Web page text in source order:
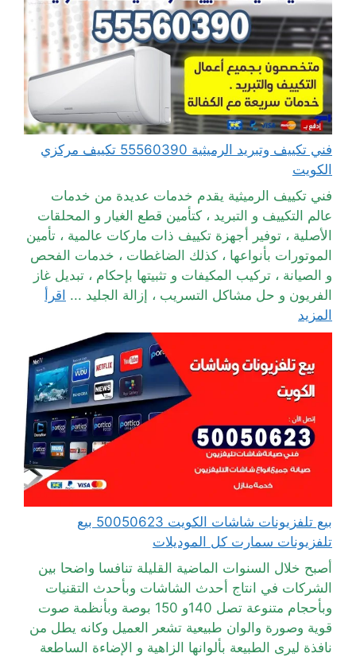
فني تكييف وتبريد الرميثية 55560390 تكييف مركزي
الكويت
فني تكييف الرميثية يقدم خدمات عديدة من خدمات
عالم التكييف و التبريد ، كتأمين قطع الغيار و المحلقات
الأصلية ، توفير أجهزة تكييف ذات ماركات عالمية ، تأمين
الموتورات بأنواعها ، كذلك الضاغطات ، خدمات الفحص
و الصيانة ، تركيب المكيفات و تثبيتها بإحكام ، تبديل غاز
الفريون و حل مشاكل التسريب ، إزالة الجليد ... اقرأ
المزيد
بيع تلفزيونات شاشات الكويت 50050623 بيع
تلفزيونات سمارت كل الموديلات
أصبح خلال السنوات الماضية القليلة تنافسا واضحا بين
الشركات في انتاج أحدث الشاشات وبأحدث التقنيات
وبأحجام متنوعة تصل 140و 150 بوصة وبأنظمة صوت
قوية وصورة والوان طبيعية تشعر العميل وكانه يطل من
نافذة ليرى الطبيعة بألوانها الزاهية و الإضاءة الساطعة